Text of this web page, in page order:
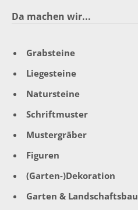
Da machen wir...
Grabsteine
Liegesteine
Natursteine
Schriftmuster
Mustergräber
Figuren
(Garten-)Dekoration
Garten & Landschaftsbau